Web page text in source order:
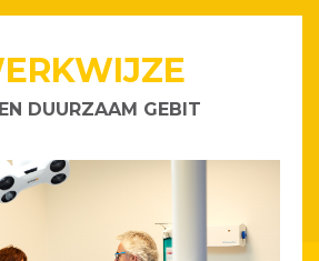
DUURZAAM GEBIT